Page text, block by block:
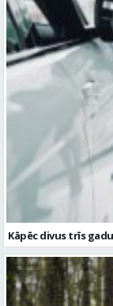
Kāpēc divus trīs